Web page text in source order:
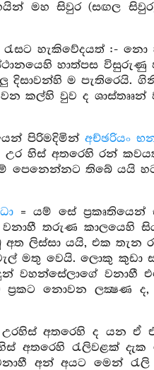
මහ සිවුර (සඟල
හැකිවේදයත් :-
හාත්පස
ම පැතිරෙයි.
කල්හි වුව ද ශාස්තෲන්
පිරිමදිමින්අච්ඡරියං
හිස් අතරෙහි රන්
පෙනෙන්නට තිබේ යයි
= යම් සේ
තරුණ කාලයෙහි
ලිස්සා යයි, එක තැන
මතු වෙයි. ලොකු කුඩා
වහන්සේලාගේ වනාහී
නොවන ලක්‍ෂණ ද,
අතරෙහි ද යන ඒ
අතරෙහි රැලිවළක්
අන් අයට මෙන්